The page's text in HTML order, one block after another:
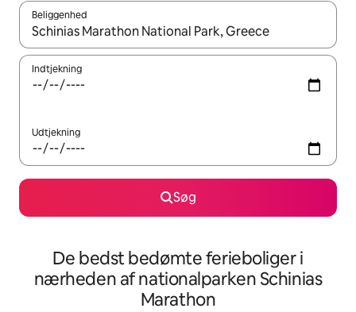
Beliggenhed
Når resultaterne er tilgængelige, skal du navigere med
Indtjekning
Udtjekning
Søg
De bedst bedømte ferieboliger i
nærheden af nationalparken Schinias
Marathon